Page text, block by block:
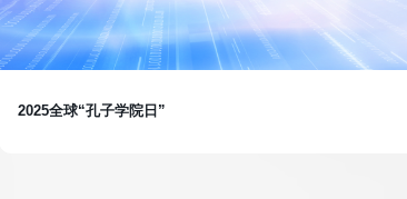
2025全球“孔子学院日”